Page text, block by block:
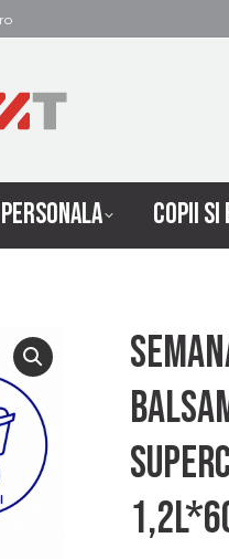
COPII SI
INTRETINERE